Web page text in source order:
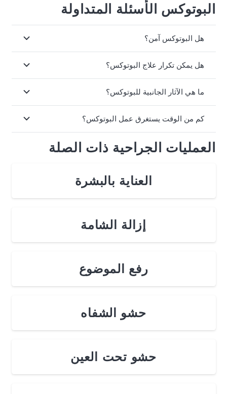
البوتوكس الأسئلة المتداولة
هل البوتوكس آمن؟
هل يمكن تكرار علاج البوتوكس؟
ما هي الآثار الجانبية للبوتوكس؟
كم من الوقت يستغرق عمل البوتوكس؟
العمليات الجراحية ذات الصلة
العناية بالبشرة
إزالة الشامة
رفع الموضوع
حشو الشفاه
حشو تحت العين